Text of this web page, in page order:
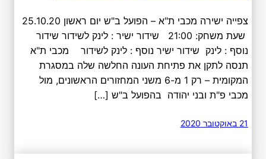
צפייה ישירה מכבי ת"א – הפועל ב"ש יום ראשון 25.10.20
שעת משחק: 21:00 שידור ישיר : לינק לשידור שידור
נוסף : לינק שידור ישיר נוסף : לינק לשידור מכבי ת"א
תנסה לתקן את פתיחת העונה החלשה שלה במסגרת
המקומית – רק 1 מ-6 משני המחזורים הראשונים, מול
מכבי פ"ת ובני יהודה בהפועל ב"ש […]
21 באוקטובר 2020